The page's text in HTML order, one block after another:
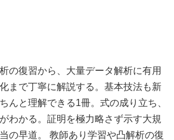
の復習から、大量データ解析に有用
まで丁寧に解説する。基本技法も新
んと理解できる1冊。式の成り立ち、
わかる。証明を極力略さず示す大規
の早道。 教師あり学習や凸解析の復